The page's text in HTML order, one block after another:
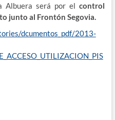
Albuera será por elcontrol
junto al Frontón Segovia.
dcumentos_pdf/2013-